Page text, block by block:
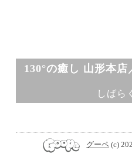
130°の癒し 山形本
しばら
グーペ (c)